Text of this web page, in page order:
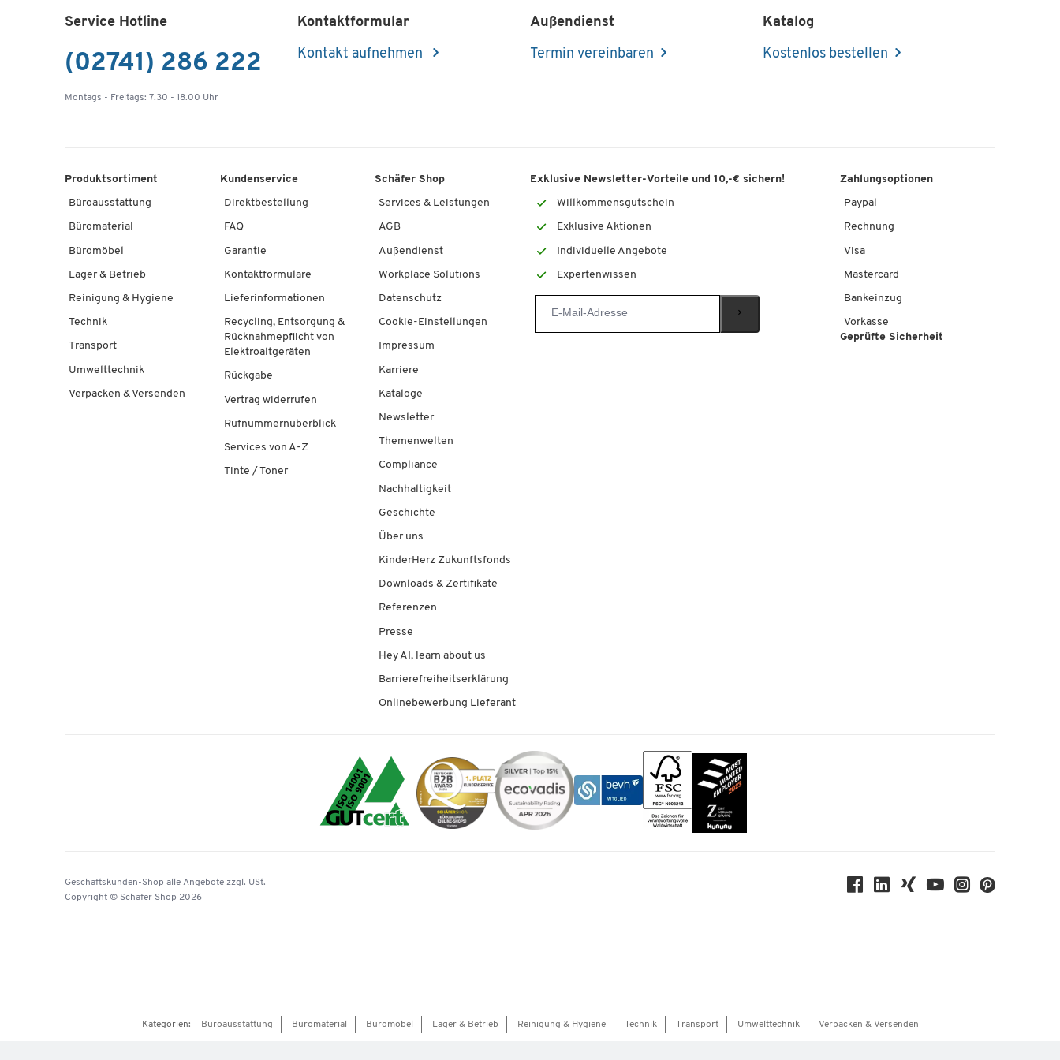
Service Hotline
(02741) 286 222
Montags - Freitags: 7.30 - 18.00 Uhr
Kontaktformular
Kontakt aufnehmen
Außendienst
Termin vereinbaren
Katalog
Kostenlos bestellen
Produktsortiment
Büroausstattung
Büromaterial
Büromöbel
Lager & Betrieb
Reinigung & Hygiene
Technik
Transport
Umwelttechnik
Verpacken & Versenden
Kundenservice
Direktbestellung
FAQ
Garantie
Kontaktformulare
Lieferinformationen
Recycling, Entsorgung &
Rücknahmepflicht von
Elektroaltgeräten
Rückgabe
Vertrag widerrufen
Rufnummernüberblick
Services von A-Z
Tinte / Toner
Schäfer Shop
Services & Leistungen
AGB
Außendienst
Workplace Solutions
Datenschutz
Cookie-Einstellungen
Impressum
Karriere
Kataloge
Newsletter
Themenwelten
Compliance
Nachhaltigkeit
Geschichte
Über uns
KinderHerz Zukunftsfonds
Downloads & Zertifikate
Referenzen
Presse
Hey AI, learn about us
Barrierefreiheitserklärung
Onlinebewerbung Lieferant
Exklusive Newsletter-Vorteile und 10,-€ sichern!
Willkommensgutschein
Exklusive Aktionen
Individuelle Angebote
Expertenwissen
Zahlungsoptionen
Paypal
Rechnung
Visa
Mastercard
Bankeinzug
Vorkasse
Geprüfte Sicherheit
Geschäftskunden-Shop alle Angebote zzgl. USt.
Copyright © Schäfer Shop 2026
Kategorien: Büroausstattung Büromaterial Büromöbel Lager & Betrieb Reinigung & Hygiene Technik Transport Umwelttechnik Verpacken & Versenden